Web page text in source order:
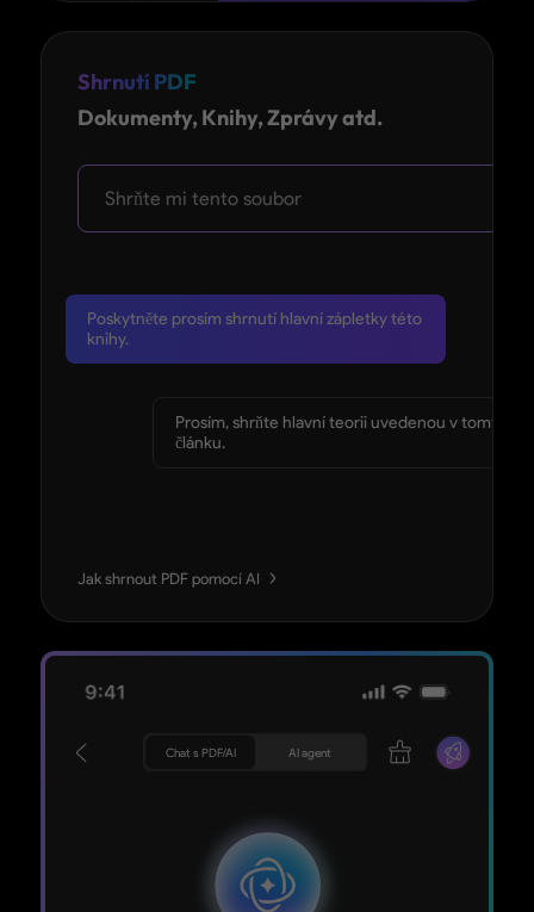
Shrnutí PDF
Dokumenty, Knihy, Zprávy atd.
Shrňte mi tento soubor
Poskytněte prosím shrnutí hlavní zápletky této
knihy.
Prosím, shrňte hlavní teorii uvedenou v tomto
článku.
Jak shrnout PDF pomocí AI
Chat s PDF/AI AI agent